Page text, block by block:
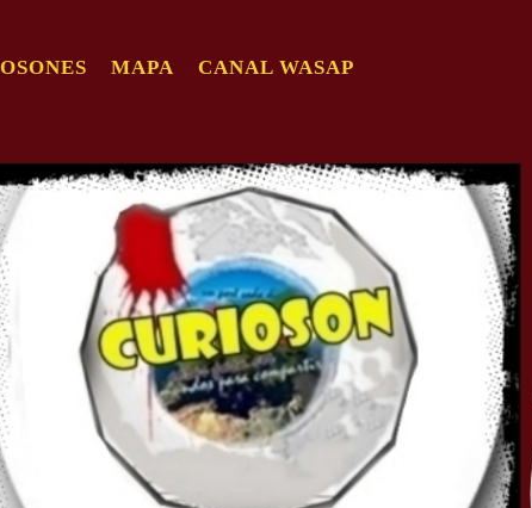
MAPA CANAL WASAP